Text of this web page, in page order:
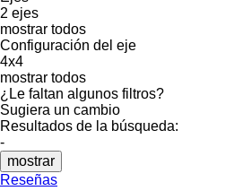
2 ejes
mostrar todos
Configuración del eje
4x4
mostrar todos
¿Le faltan algunos filtros?
Sugiera un cambio
Resultados de la búsqueda:
-
mostrar
Reseñas